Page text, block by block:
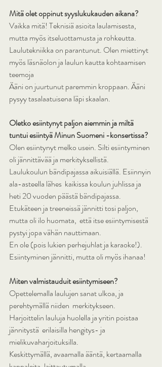
Mitä olet oppinut syyslukukauden aikana?
Vaikka mitä! Teknisiä asioita laulamisesta,
mutta myös itseluottamusta ja rohkeutta.
Laulutekniikka on parantunut. Olen miettinyt
myös läsnäolon ja laulun kautta kohtaamisen
teemoja
Ääni on juurtunut paremmin kroppaan. Ääni
pysyy tasalaatuisena läpi skaalan.
Oletko esiintynyt paljon aiemmin ja miltä
tuntui esiintyä Minun Suomeni -konsertissa?
Olen esiintynyt melko usein. Silti esiintyminen
oli jännittävää ja merkityksellistä.
Laulukoulun bändipajassa aikuisiällä. Esiinnyin
ala-asteella lähes  kaikissa koulun juhlissa ja
heti 20 vuoden päästä bändipajassa.
Etukäteen ja treeneissä jännitti tosi paljon,
mutta oli ilo huomata,  että itse esiintymisestä
pystyi jopa vähän nauttimaan.
En ole (pois lukien perhejuhlat ja karaoke!).
Esiintyminen jännitti, mutta oli myös ihanaa!
Miten valmistauduit esiintymiseen?
Opettelemalla laulujen sanat ulkoa, ja
perehtymällä niiden  merkitykseen.
Harjoittelin lauluja huolella ja yritin poistaa
jännitystä  erilaisilla hengitys- ja
mielikuvaharjoituksilla.
Keskittymällä, avaamalla ääntä, kertaamalla